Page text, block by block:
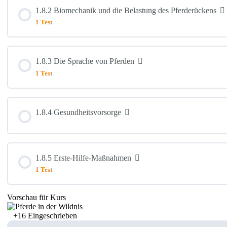
1.8.1 Maslow’sche Bedürfnis -Pyramide
1.8.1 Agency
1.8.1 Abschließend – und Literatur
1.8.2 Biomechanik und die Belastung des Pferderückens
1 Test
1.8.3 Die Sprache von Pferden
1 Test
1.8.3 Die Sprache von Pferden
1.8.4 Gesundheitsvorsorge
1.8.5 Erste-Hilfe-Maßnahmen
1 Test
Lektion Inhalt
Vorschau für Kurs
+16Eingeschrieben